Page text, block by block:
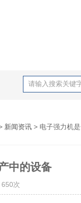
新闻资讯 > 电子强力机
中的设备
次